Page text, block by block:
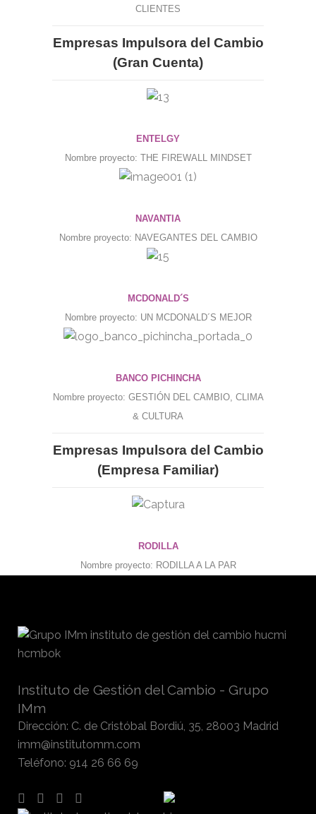
CLIENTES
Empresas Impulsora del Cambio
(Gran Cuenta)
ENTELGY
Nombre proyecto: THE FIREWALL MINDSET
NAVANTIA
Nombre proyecto: NAVEGANTES DEL CAMBIO
MCDONALD´S
Nombre proyecto: UN MCDONALD´S MEJOR
BANCO PICHINCHA
Nombre proyecto: GESTIÓN DEL CAMBIO, CLIMA
& CULTURA
Empresas Impulsora del Cambio
(Empresa Familiar)
RODILLA
Nombre proyecto: RODILLA A LA PAR
Instituto de Gestión del Cambio - Grupo
IMm
Dirección: C. de Cristóbal Bordiú, 35, 28003 Madrid
imm@institutomm.com
Teléfono: 914 26 66 69